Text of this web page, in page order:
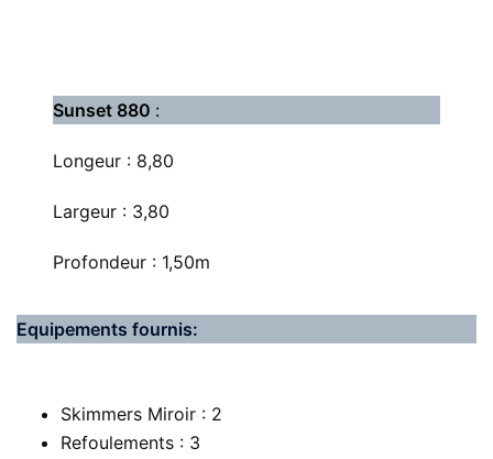
Sunset 880 :
Longeur : 8,80
Largeur : 3,80
Profondeur : 1,50m
Equipements fournis:
Skimmers Miroir : 2
Refoulements : 3